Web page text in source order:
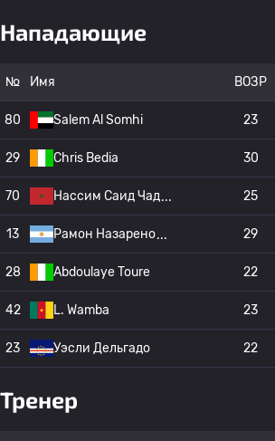
Нападающие
№ Имя ВОЗР
80 Salem Al Somhi 23
29 Chris Bedia 30
70 Нассим Саид Чад 25
13 Рамон Назарено 29
28 Abdoulaye Toure 22
42 L. Wamba 23
23 Уэсли Дельгадо 22
Тренер